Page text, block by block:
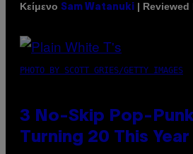
Κείμενο Sam Watanuki | Reviewed
PHOTO BY SCOTT GRIES/GETTY IMAGES
3 No-Skip Pop-
Turning 20 This Year